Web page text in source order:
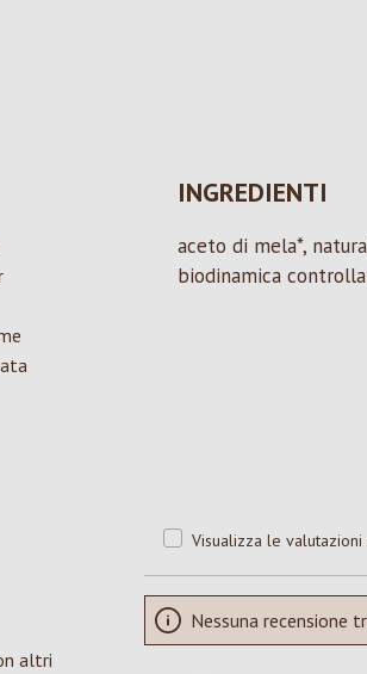
INGREDIENTI
aceto di mela*,
biodinamica
altri
Visualizza le
Nessuna recensione